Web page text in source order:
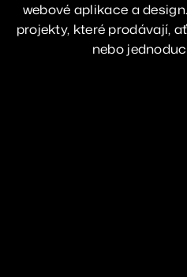
webové aplikace a
projekty, které prodávají,
nebo